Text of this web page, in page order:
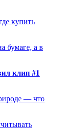
купить
бумаге, а в
клип #1
— что